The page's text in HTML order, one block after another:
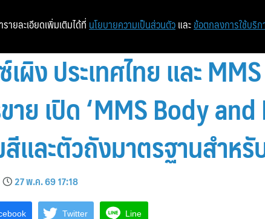
หน้าแรก ท่องเที่ยว
เผิง ประเทศไทย และ
าย เปิด ‘MMS Body
และตัวถังมาตรฐานสำห
27 พ.ค. 69 17:18
Twitter Line
ายละเอียดเพิ่มเติมได้ที่ นโยบายความเป็นส่วนตัว และ ข้อตกลงการใช้บริก